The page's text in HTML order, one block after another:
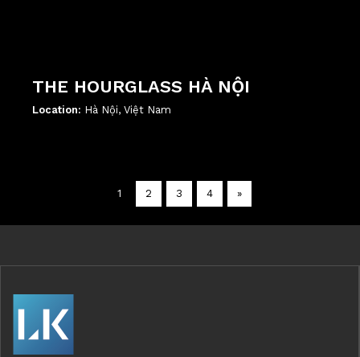
THE HOURGLASS HÀ NỘI
Location: Hà Nội, Việt Nam
1 2 3 4 »